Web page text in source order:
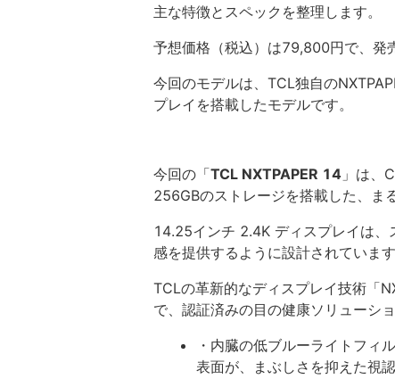
主な特徴とスペックを整理します。
予想価格（税込）は79,800円で、発
今回のモデルは、TCL独自の
プレイを搭載したモデルです。
今回の「TCL NXTPAPER 14 」は、
256GBのストレージを搭載した、ま
14.25インチ 2.4K ディスプレイは、
感を提供するように設計されています
TCLの革新的なディスプレイ技術「
で、認証済みの目の健康ソリューシ
・内臓の低ブルーライトフィ
表面が、まぶしさを抑えた視